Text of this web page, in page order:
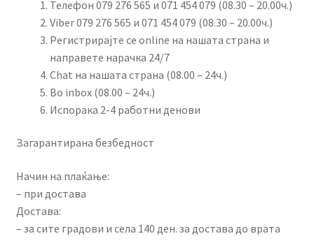
Телефон 079 276 565 и 071 454 079 (08.30 – 20.00ч.)
Viber 079 276 565 и 071 454 079 (08.30 – 20.00ч.)
Регистрирајте се online на нашата страна и
направете нарачка 24/7
Chat на нашата страна (08.00 – 24ч.)
Во inbox (08.00 – 24ч.)
Испорака 2-4 работни денови
Загарантирана безбедност
Начин на плаќање:
– при достава
Достава:
– за сите градови и села 140 ден. за достава до врата